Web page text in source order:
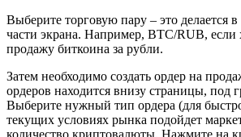
Выберите торговую пару – это делается
части экрана. Например, BTC/RUB, если
продажу биткоина за рубли.
Затем необходимо создать ордер на
ордеров находится внизу страницы, под
Выберите нужный тип ордера (для
текущих условиях рынка подойдет
количество криптовалюты. Нажмите на